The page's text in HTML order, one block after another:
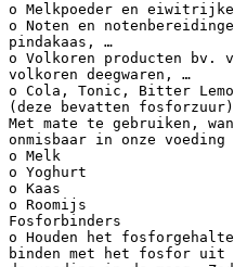
o Melkpoeder en eiwitrijke
o Noten en
pindakaas, …
o Volkoren producten
volkoren deegwaren, …
o Cola, Tonic, Bitter
(deze bevatten fosforzuur)
Met mate te gebruiken,
onmisbaar in onze voeding
o Melk
o Yoghurt
o Kaas
o Roomijs
Fosforbinders
o Houden het
binden met het fosfor uit